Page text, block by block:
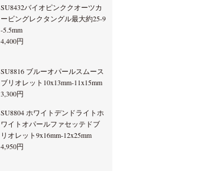
SU8432バイオピンククオーツカ
ービングレクタングル最大約25-9
-5.5mm
4,400円
SU8816 ブルーオパールスムース
ブリオレット10x13mm-11x15mm
3,300円
SU8804 ホワイトデンドライトホ
ワイトオパールファセッテドブ
リオレット9x16mm-12x25mm
4,950円